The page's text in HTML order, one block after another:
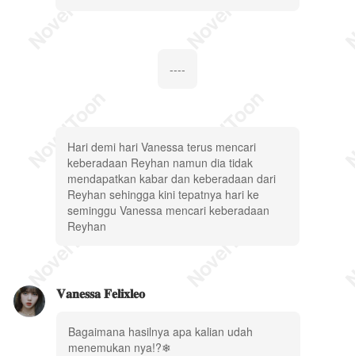
----
Hari demi hari Vanessa terus mencari
keberadaan Reyhan namun dia tidak
mendapatkan kabar dan keberadaan dari
Reyhan sehingga kini tepatnya hari ke
seminggu Vanessa mencari keberadaan
Reyhan
𝐕𝐚𝐧𝐞𝐬𝐬𝐚 𝐅𝐞𝐥𝐢𝐱𝐥𝐞𝐨
Bagaimana hasilnya apa kalian udah
menemukan nya!?❄